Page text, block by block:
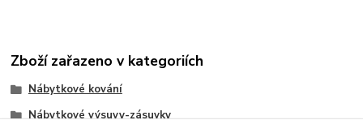
Zboží zařazeno v kategoriích
Nábytkové kování
Nábytkové výsuvy-zásuvky